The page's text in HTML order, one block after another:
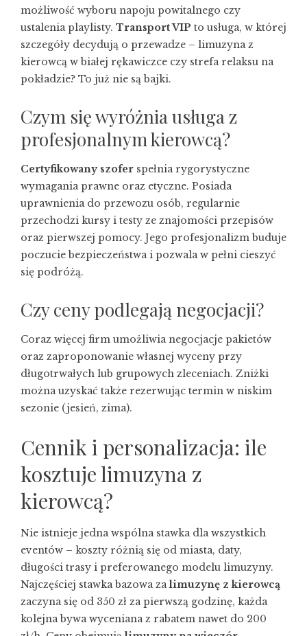
możliwość wyboru napoju powitalnego czy
ustalenia playlisty. Transport VIP to usługa, w której
szczegóły decydują o przewadze – limuzyna z
kierowcą w białej rękawiczce czy strefa relaksu na
pokładzie? To już nie są bajki.
Czym się wyróżnia usługa z
profesjonalnym kierowcą?
Certyfikowany szofer spełnia rygorystyczne
wymagania prawne oraz etyczne. Posiada
uprawnienia do przewozu osób, regularnie
przechodzi kursy i testy ze znajomości przepisów
oraz pierwszej pomocy. Jego profesjonalizm buduje
poczucie bezpieczeństwa i pozwala w pełni cieszyć
się podróżą.
Czy ceny podlegają negocjacji?
Coraz więcej firm umożliwia negocjacje pakietów
oraz zaproponowanie własnej wyceny przy
długotrwałych lub grupowych zleceniach. Zniżki
można uzyskać także rezerwując termin w niskim
sezonie (jesień, zima).
Cennik i personalizacja: ile
kosztuje limuzyna z
kierowcą?
Nie istnieje jedna wspólna stawka dla wszystkich
eventów – koszty różnią się od miasta, daty,
długości trasy i preferowanego modelu limuzyny.
Najczęściej stawka bazowa zalimuzynę z kierowcą
zaczyna się od 350 zł za pierwszą godzinę, każda
kolejna bywa wyceniana z rabatem nawet do 200